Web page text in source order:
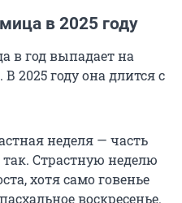
в 2025 году
в год выпадает на
2025 году она длится с
неделя — часть
так. Страстную неделю
хотя само говенье
воскресенье.